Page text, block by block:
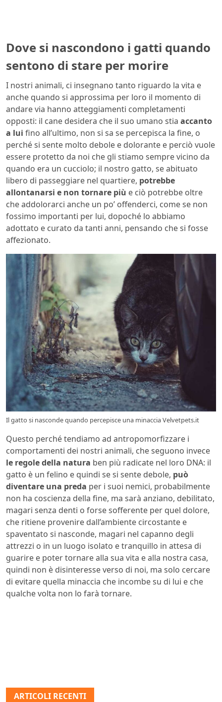
Dove si nascondono i gatti quando
sentono di stare per morire
I nostri animali, ci insegnano tanto riguardo la vita e
anche quando si approssima per loro il momento di
andare via hanno atteggiamenti completamenti
opposti: il cane desidera che il suo umano stia accanto
a lui fino all’ultimo, non si sa se percepisca la fine, o
perché si sente molto debole e dolorante e perciò vuole
essere protetto da noi che gli stiamo sempre vicino da
quando era un cucciolo; il nostro gatto, se abituato
libero di passeggiare nel quartiere, potrebbe
allontanarsi e non tornare più e ciò potrebbe oltre
che addolorarci anche un po’ offenderci, come se non
fossimo importanti per lui, dopoché lo abbiamo
adottato e curato da tanti anni, pensando che si fosse
affezionato.
Il gatto si nasconde quando percepisce una minaccia Velvetpets.it
Questo perché tendiamo ad antropomorfizzare i
comportamenti dei nostri animali, che seguono invece
le regole della natura ben più radicate nel loro DNA: il
gatto è un felino e quindi se si sente debole, può
diventare una preda per i suoi nemici, probabilmente
non ha coscienza della fine, ma sarà anziano, debilitato,
magari senza denti o forse sofferente per quel dolore,
che ritiene provenire dall’ambiente circostante e
spaventato si nasconde, magari nel capanno degli
attrezzi o in un luogo isolato e tranquillo in attesa di
guarire e poter tornare alla sua vita e alla nostra casa,
quindi non è disinteresse verso di noi, ma solo cercare
di evitare quella minaccia che incombe su di lui e che
qualche volta non lo farà tornare.
ARTICOLI RECENTI